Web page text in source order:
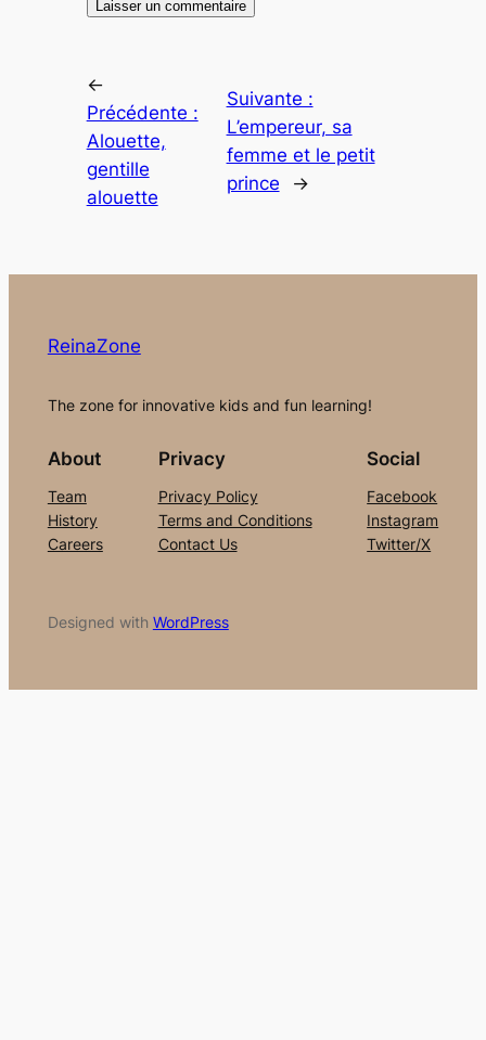
←
Précédente :
Alouette,
gentille
alouette
Suivante :
L’empereur, sa
femme et le petit
prince
→
ReinaZone
The zone for innovative kids and fun learning!
About
Team
History
Careers
Privacy
Privacy Policy
Terms and Conditions
Contact Us
Social
Facebook
Instagram
Twitter/X
Designed with WordPress